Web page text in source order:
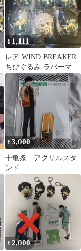
¥ 1,111
レア WIND BREAKER
ちびぐるみ ラバーマス
コット 全6種 セット
¥3,000
十亀条 アクリルスタ
ンド
¥2,000